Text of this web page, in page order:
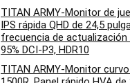
TITAN ARMY-Monitor de
IPS rápida QHD de 24,5
frecuencia de actualización
95% DCI-P3, HDR10
TITAN ARMY-Monitor